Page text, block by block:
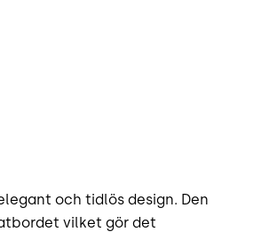
och tidlös design. Den
vilket gör det